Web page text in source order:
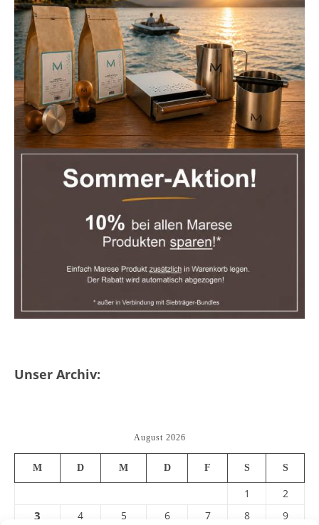
Unser Archiv:
August 2026
M D M D F S S
1 2
3 4 5 6 7 8 9